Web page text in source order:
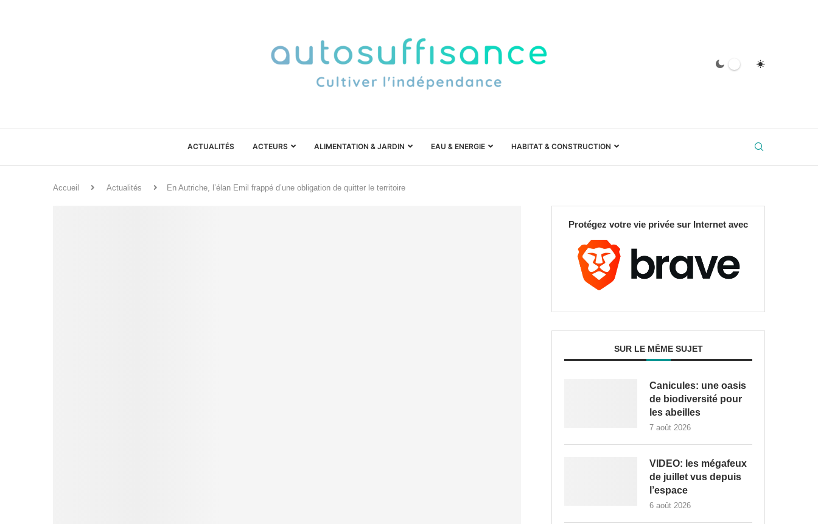
ACTUALITÉS ACTEURS ALIMENTATION & JARDIN EAU & ENERGIE HABITAT & CONSTRUCTION
Accueil Actualités En Autriche, l’élan Emil frappé d’une obligation de quitter le territoire
Protégez votre vie privée sur Internet avec
SUR LE MÊME SUJET
Canicules: une oasis
de biodiversité pour
les abeilles
7 août 2026
VIDEO: les mégafeux
de juillet vus depuis
l’espace
6 août 2026